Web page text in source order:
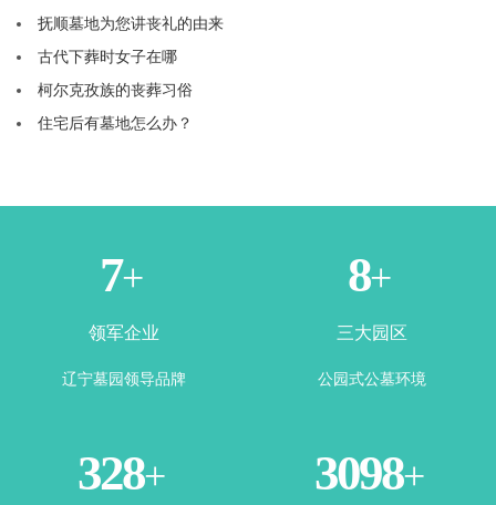
抚顺墓地为您讲丧礼的由来
古代下葬时女子在哪
柯尔克孜族的丧葬习俗
住宅后有墓地怎么办？
1+
领军企业
辽宁墓园领导品牌
3+
三大园区
公园式公墓环境
365+ 3500+